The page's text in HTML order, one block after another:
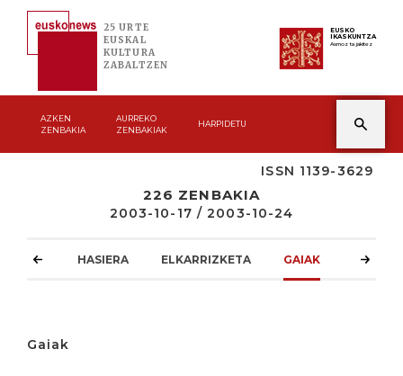
25 URTE
EUSKAL
KULTURA
ZABALTZEN
EUSKO
IKASKUNTZA
Asmoz ta jakitez
AZKEN
ZENBAKIA
AURREKO
ZENBAKIAK
HARPIDETU
ISSN 1139-3629
226 ZENBAKIA
2003-10-17 / 2003-10-24
HASIERA ELKARRIZKETA GAIAK
Gaiak